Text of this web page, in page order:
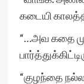
கடையி
“…அவ கதை
“குழந்தை